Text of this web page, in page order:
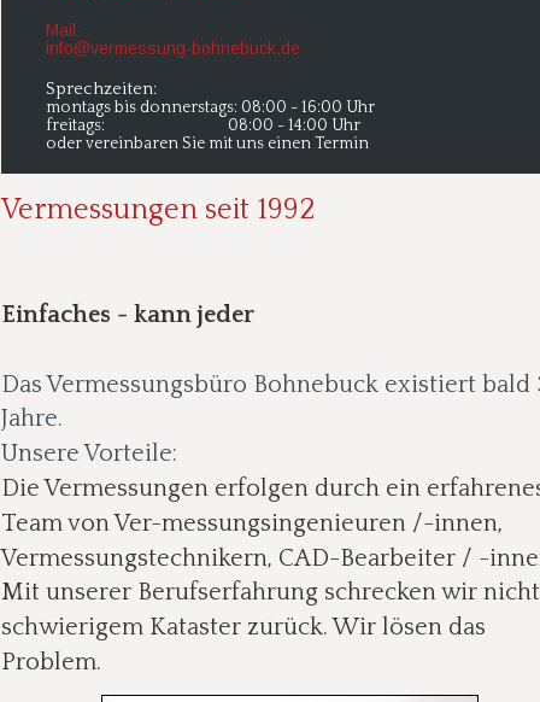
Vermessungen seit 1992
Einfaches - kann jeder
Das Vermessungsbüro Bohnebuck existiert
Jahre.
Unsere Vorteile:
Die Vermessungen erfolgen durch ein
Team von Ver-messungsingenieuren /-innen,
Vermessungstechnikern, CAD-Bearbeiter / -
Mit unserer Berufserfahrung schrecken wir
schwierigem Kataster zurück. Wir lösen das
Problem.
Mail:
info@vermessung-bohnebuck.de
Sprechzeiten:
montags bis donnerstags: 08:00 - 16:00 Uhr
freitags:                                  08:00 - 14:00 Uhr
oder vereinbaren Sie mit uns einen Termin